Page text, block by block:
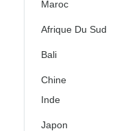
Maroc
Afrique Du Sud
Bali
Chine
Inde
Japon